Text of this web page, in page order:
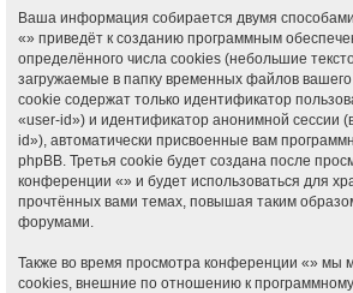
Ваша информация собирается двумя
«» приведёт к созданию программным
определённого числа cookies (небольшие
загружаемые в папку временных файлов
cookie содержат только идентификатор
«user-id») и идентификатор анонимной сессии
id»), автоматически присвоенные вам
phpBB. Третья cookie будет создана после
конференции «» и будет использоваться для
прочтённых вами темах, повышая таким
форумами.
Также во время просмотра конференции «» мы
cookies, внешние по отношению к